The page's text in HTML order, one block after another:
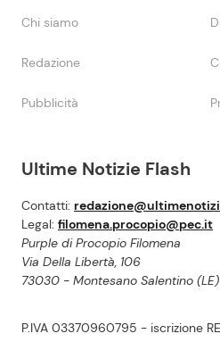
Ultime Notizie Flash
Contatti:
Legal: filomena.procopio@pec.it
Purple di Procopio Filomena
Via Della Libertà, 106
73030 - Montesano Salentino (LE)
P.IVA 03370960795 - iscrizione
Chi siamo
Redazione
Pubblicità